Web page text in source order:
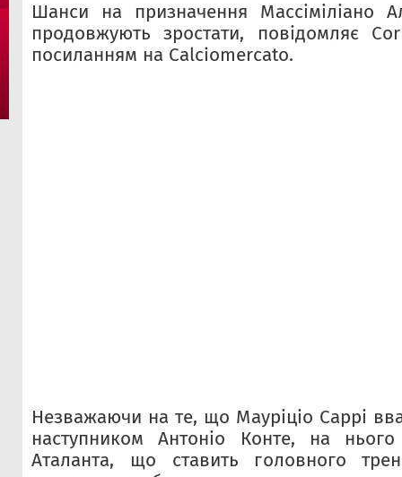
Шанси на призначення Массіміліано
продовжують зростати, повідомляє
посиланням на Calciomercato.
Незважаючи на те, що Мауріціо Саррі
наступником Антоніо Конте, на
Аталанта, що ставить головного